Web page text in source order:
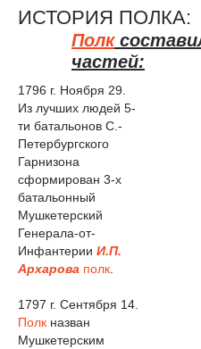
ИСТОРИЯ ПОЛКА:
Полк
частей:
1796 г. Ноября 29.
Из лучших людей 5-
ти батальонов С.-
Петербургского
Гарнизона
сформирован 3-х
батальонный
Мушкетерский
Генерала-от-
Инфантерии И.П.
Архарова полк
1797 г. Сентября 14.
Полк назван
Мушкетерским